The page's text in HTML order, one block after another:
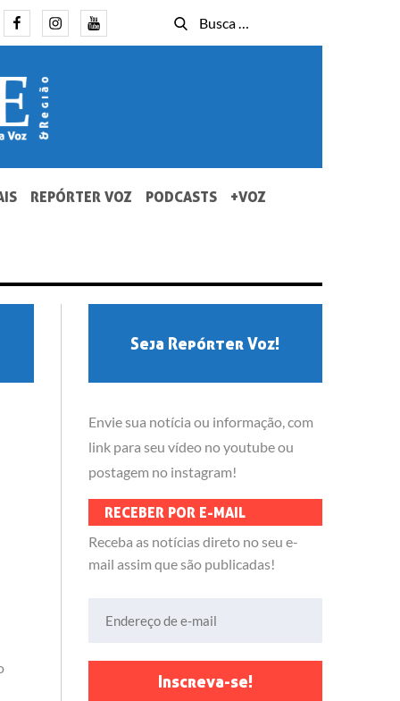
FacebookInstagramYoutube
Busca
for:
Busca
REPÓRTER VOZ PODCASTS +VOZ
Seja Repórter Voz!
Envie sua notícia ou informação, com
link para seu vídeo no youtube ou
postagem no instagram!
RECEBER POR E-MAIL
Receba as notícias direto no seu e-
mail assim que são publicadas!
Inscreva-se!